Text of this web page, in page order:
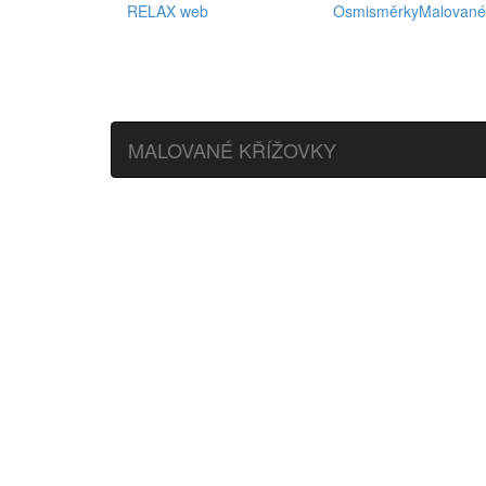
RELAX web Osmisměrky
MALOVANÉ KŘÍŽOVKY